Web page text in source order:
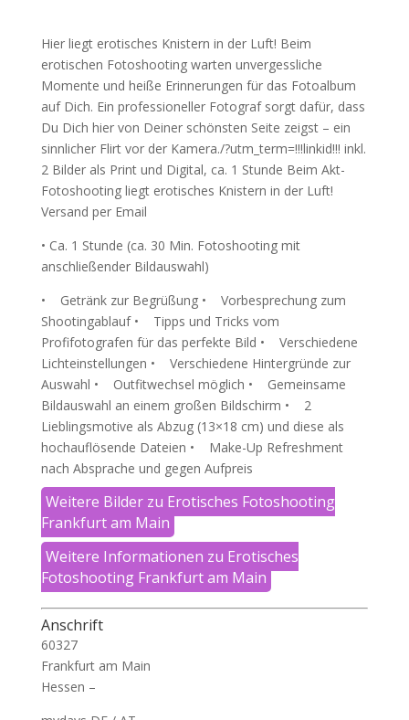
Hier liegt erotisches Knistern in der Luft! Beim
erotischen Fotoshooting warten unvergessliche
Momente und heiße Erinnerungen für das Fotoalbum
auf Dich. Ein professioneller Fotograf sorgt dafür, dass
Du Dich hier von Deiner schönsten Seite zeigst – ein
sinnlicher Flirt vor der Kamera./?utm_term=!!!linkid!!! inkl.
2 Bilder als Print und Digital, ca. 1 Stunde Beim Akt-
Fotoshooting liegt erotisches Knistern in der Luft!
Versand per Email
• Ca. 1 Stunde (ca. 30 Min. Fotoshooting mit
anschließender Bildauswahl)
• Getränk zur Begrüßung • Vorbesprechung zum
Shootingablauf • Tipps und Tricks vom
Profifotografen für das perfekte Bild • Verschiedene
Lichteinstellungen • Verschiedene Hintergründe zur
Auswahl • Outfitwechsel möglich • Gemeinsame
Bildauswahl an einem großen Bildschirm • 2
Lieblingsmotive als Abzug (13×18 cm) und diese als
hochauflösende Dateien • Make-Up Refreshment
nach Absprache und gegen Aufpreis
Weitere Bilder zu Erotisches Fotoshooting
Frankfurt am Main
Weitere Informationen zu Erotisches
Fotoshooting Frankfurt am Main
Anschrift
60327
Frankfurt am Main
Hessen –